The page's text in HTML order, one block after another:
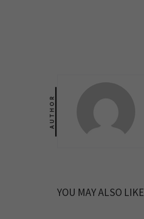
AUTHOR
YOU MAY ALSO LIKE